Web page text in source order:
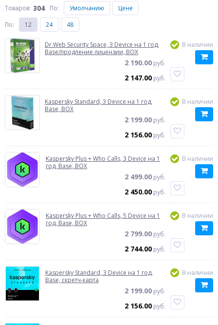
Товаров: 304 По: Умолчанию
Цене
По: 12 24 48
Dr.Web Security Space, 3 Device на 1 год,
Base/продление лицензии, BOX
2 190.00 руб.
2 147.00 руб.
В наличии
Kaspersky Standard, 3 Device на 1 год,
Base, BOX
2 199.00 руб.
2 156.00 руб.
В наличии
Kaspersky Plus + Who Calls, 3 Device на 1
год, Base, BOX
2 499.00 руб.
2 450.00 руб.
В наличии
Kaspersky Plus + Who Calls, 5 Device на 1
год, Base, BOX
2 799.00 руб.
2 744.00 руб.
В наличии
Kaspersky Standard, 3 Device на 1 год,
Base, скретч-карта
2 199.00 руб.
2 156.00 руб.
В наличии